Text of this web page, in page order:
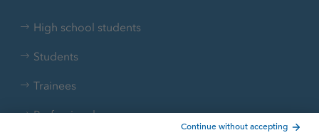
High school students
Students
Trainees
Professionals